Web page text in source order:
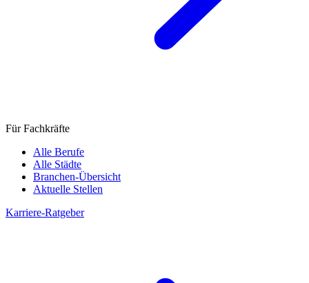
Für Fachkräfte
Alle Berufe
Alle Städte
Branchen-Übersicht
Aktuelle Stellen
Karriere-Ratgeber